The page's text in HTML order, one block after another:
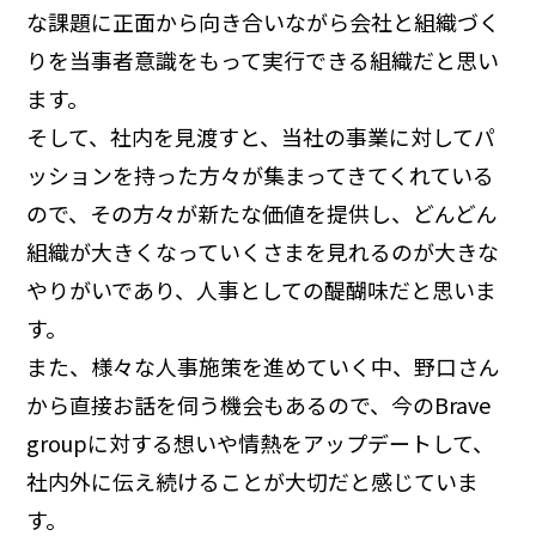
な課題に正面から向き合いながら会社と組織づく
りを当事者意識をもって実行できる組織だと思い
ます。
そして、社内を見渡すと、当社の事業に対してパ
ッションを持った方々が集まってきてくれている
ので、その方々が新たな価値を提供し、どんどん
組織が大きくなっていくさまを見れるのが大きな
やりがいであり、人事としての醍醐味だと思いま
す。
また、様々な人事施策を進めていく中、野口さん
から直接お話を伺う機会もあるので、今のBrave
groupに対する想いや情熱をアップデートして、
社内外に伝え続けることが大切だと感じていま
す。